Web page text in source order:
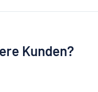
Kunden?